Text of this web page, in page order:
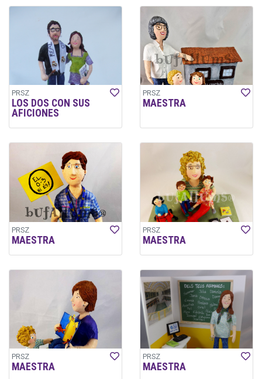
PRSZ
LOS DOS CON SUS
AFICIONES
PRSZ
MAESTRA
PRSZ
MAESTRA
PRSZ
MAESTRA
PRSZ
MAESTRA
PRSZ
MAESTRA